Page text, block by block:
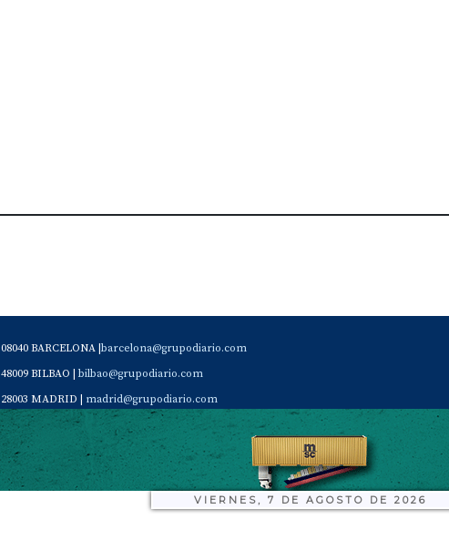
VIERNES, 7 DE AGOSTO DE 2026
08040 BARCELONA | barcelona@grupodiario.com
48009 BILBAO | bilbao@grupodiario.com
28003 MADRID | madrid@grupodiario.com
46120 Alboraya. VALENCIA |
valencia@grupodiario.com
Servicio de Atención al Socio Suscriptor | sas@grupodiario.com
Teléfono de contacto de Diario del Puerto: 96 330 18 32